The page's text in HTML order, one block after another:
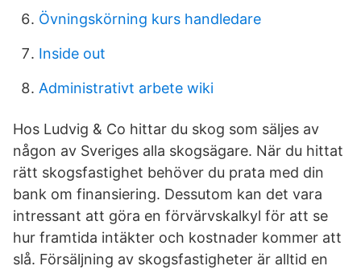
Övningskörning kurs handledare
Inside out
Administrativt arbete wiki
Hos Ludvig & Co hittar du skog som säljes av
någon av Sveriges alla skogsägare. När du hittat
rätt skogsfastighet behöver du prata med din
bank om finansiering. Dessutom kan det vara
intressant att göra en förvärvskalkyl för att se
hur framtida intäkter och kostnader kommer att
slå. Försäljning av skogsfastigheter är alltid en